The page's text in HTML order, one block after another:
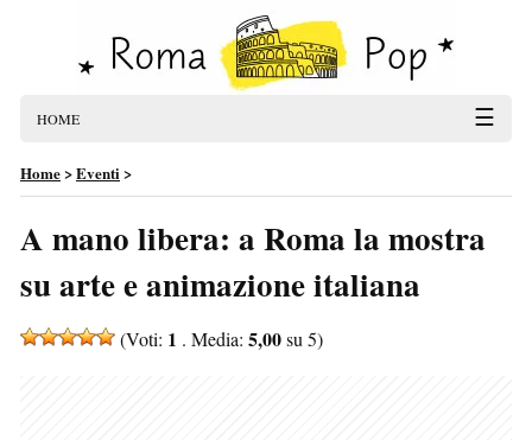
HOME ☰
Home>Eventi>
A mano libera: a Roma la mostra
su arte e animazione italiana
(Voti: 1 . Media: 5,00su 5)